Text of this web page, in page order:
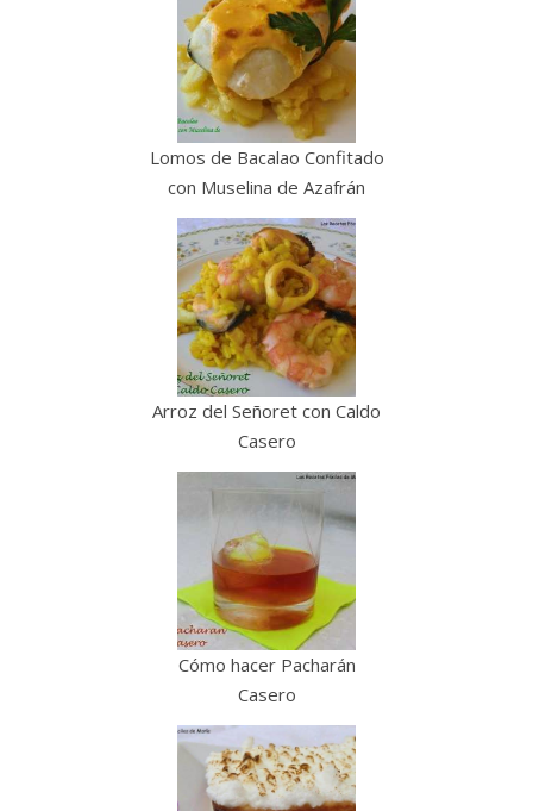
Lomos de Bacalao Confitado
con Muselina de Azafrán
Arroz del Señoret con Caldo
Casero
Cómo hacer Pacharán
Casero